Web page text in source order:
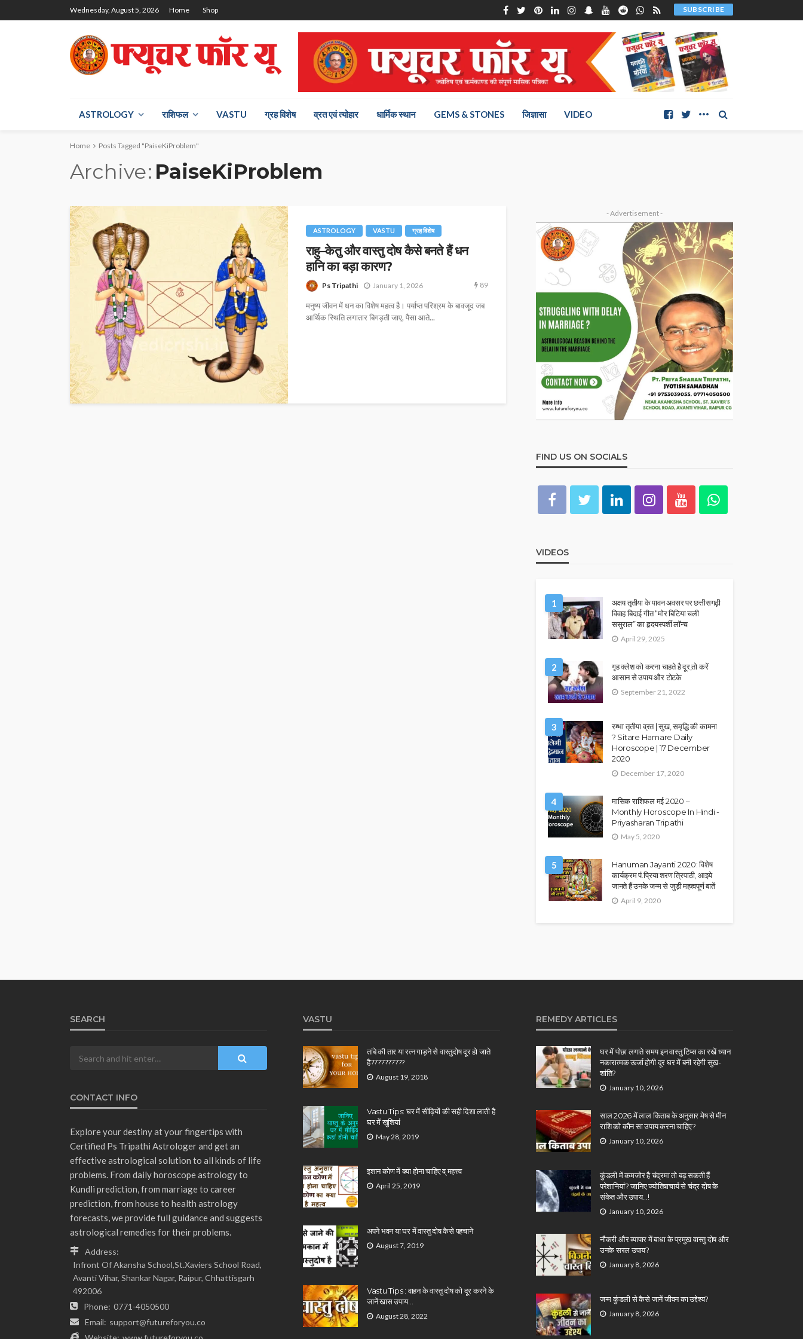
Wednesday, August 5, 2026 Home Shop SUBSCRIBE
ASTROLOGY राश‍िफल VASTU ग्रह विशेष व्रत एवं त्योहार धार्मिक स्थान GEMS & STONES जिज्ञासा VIDEO
Home Posts Tagged "PaiseKiProblem"
Archive PaiseKiProblem
ASTROLOGY VASTU ग्रह विशेष
राहु–केतु और वास्तु दोष कैसे बनते हैं धन
हानि का बड़ा कारण?
Ps Tripathi January 1, 2026 89
मनुष्य जीवन में धन का विशेष महत्व है। पर्याप्त परिश्रम के बावजूद जब
आर्थिक स्थिति लगातार बिगड़ती जाए, पैसा आते...
- Advertisement -
FIND US ON SOCIALS
VIDEOS
1
अक्षय तृतीया के पावन अवसर पर छत्तीसगढ़ी
विवाह बिदाई गीत “मोर बिटिया चली
ससुराल” का हृदयस्पर्शी लॉन्च
April 29, 2025
2
गृह क्लेश को करना चाहते है दूर,तो करें
आसान से उपाय और टोटके
September 21, 2022
3
रम्भा तृतीया व्रत | सुख, समृद्धि की कामना
? Sitare Hamare Daily
Horoscope | 17 December
2020
December 17, 2020
4
मासिक राशिफल मई 2020 –
Monthly Horoscope In Hindi -
Priyasharan Tripathi
May 5, 2020
5
Hanuman Jayanti 2020: विशेष
कार्यक्रम पं.प्रिया शरण त्रिपाठी, आइये
जानते हैं उनके जन्म से जुड़ी महत्वपूर्ण बातें
April 9, 2020
SEARCH
CONTACT INFO
Explore your destiny at your fingertips with
Certified Ps Tripathi Astrologer and get an
effective astrological solution to all kinds of life
problems. From daily horoscope astrology to
Kundli prediction, from marriage to career
prediction, from house to health astrology
forecasts, we provide full guidance and suggests
astrological remedies for their problems.
Address:
Infront Of Akansha School,St.Xaviers School Road,
Avanti Vihar, Shankar Nagar, Raipur, Chhattisgarh
492006
Phone: 0771-4050500
Email: support@futureforyou.co
VASTU
तांबे की तार या रत्न गाड़ने से वास्तुदोष दूर हो जाते
है??????????
August 19, 2018
Vastu Tips: घर में सीढ़ियों की सही दिशा लाती है
घर में खुशियां
May 28, 2019
इशान कोण में क्या होना चाहिए व् महत्त्व
April 25, 2019
अपने भवन या घर में वास्तु दोष कैसे पहचाने
August 7, 2019
Vastu Tips : वाहन के वास्तु दोष को दूर करने के
जानें खास उपाय…
August 28, 2022
REMEDY ARTICLES
घर में पोछा लगाते समय इन वास्तु टिप्स का रखें ध्यान
नकारात्मक ऊर्जा होगी दूर घर में बनी रहेगी सुख-
शांति?
January 10, 2026
साल 2026 में लाल किताब के अनुसार मेष से मीन
राशि को कौन सा उपाय करना चाहिए?
January 10, 2026
कुंडली में कमजोर है चंद्रमा तो बढ़ सकती हैं
परेशानियां? जानिए ज्योतिषाचार्य से चंद्र दोष के
संकेत और उपाय…!
January 10, 2026
नौकरी और व्यापार में बाधा के प्रमुख वास्तु दोष और
उनके सरल उपाय?
January 8, 2026
जन्म कुंडली से कैसे जानें जीवन का उद्देश्य?
January 8, 2026